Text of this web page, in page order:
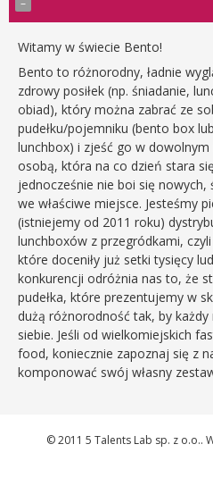
Witamy w świecie Bento!
Bento to różnorodny, ładnie
zdrowy posiłek (np. śniadanie,
obiad), który można zabrać ze
pudełku/pojemniku (bento box
lunchbox) i zjeść go w dowolnym
osobą, która na co dzień stara
jednocześnie nie boi się nowych,
we właściwe miejsce. Jesteśmy
(istniejemy od 2011 roku)
lunchboxów z przegródkami,
które doceniły już setki tysięcy
konkurencji odróżnia nas to, że
pudełka, które prezentujemy w
dużą różnorodność tak, by każdy
siebie. Jeśli od wielkomiejskich
food, koniecznie zapoznaj się z
komponować swój własny
© 2011 5 Talents Lab sp. z o.o..